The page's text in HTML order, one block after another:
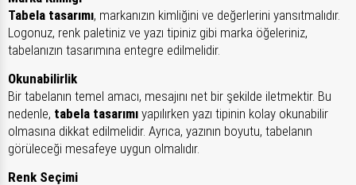
Tabela tasarımı, markanızın kimliğini ve değerlerini yansıtmalıdır.
Logonuz, renk paletiniz ve yazı tipiniz gibi marka öğeleriniz,
tabelanızın tasarımına entegre edilmelidir.
Okunabilirlik
Bir tabelanın temel amacı, mesajını net bir şekilde iletmektir. Bu
nedenle, tabela tasarımı yapılırken yazı tipinin kolay okunabilir
olmasına dikkat edilmelidir. Ayrıca, yazının boyutu, tabelanın
görüleceği mesafeye uygun olmalıdır.
Renk Seçimi